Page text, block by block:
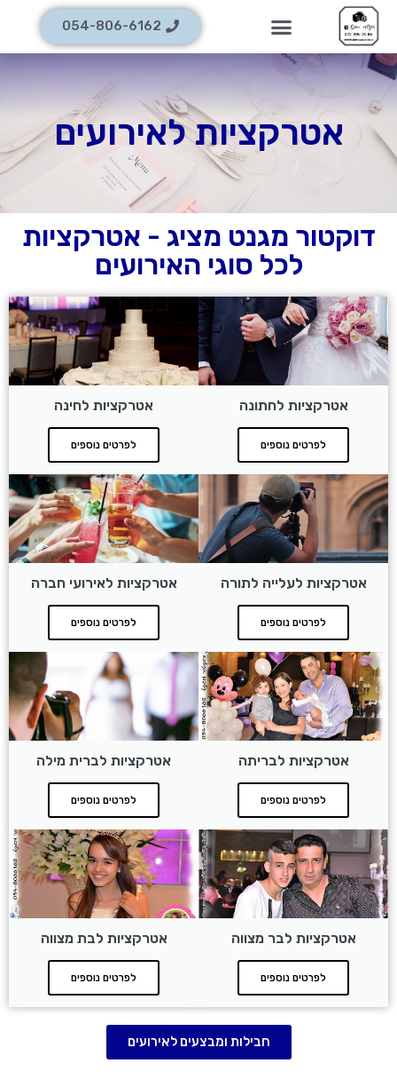
054-806-6162
אטרקציות לאירועים
דוקטור מגנט מציג - אטרקציות
לכל סוגי האירועים
אטרקציות לחתונה
לפרטים נוספים
אטרקציות לחינה
לפרטים נוספים
אטרקציות לעלייה לתורה
לפרטים נוספים
אטרקציות לאירועי חברה
לפרטים נוספים
אטרקציות לבריתה
לפרטים נוספים
אטרקציות לברית מילה
לפרטים נוספים
אטרקציות לבר מצווה
לפרטים נוספים
אטרקציות לבת מצווה
לפרטים נוספים
חבילות ומבצעים לאירועים